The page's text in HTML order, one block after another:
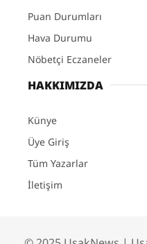
Puan Durumları
Hava Durumu
Nöbetçi Eczaneler
HAKKIMIZDA
Künye
Üye Giriş
Tüm Yazarlar
İletişim